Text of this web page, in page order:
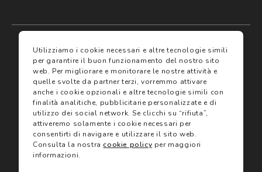
I miei preferiti
Assicurazioni
Servizi
Trova negozio
Termini e condizioni
Termini di vendita
Avvertenze e informazioni di sicurezza sui prodotti
Informativa sulla Privacy
Utilizzo dei cookie
Utilizziamo i cookie necessari e altre tecnologie simili
per garantire il buon funzionamento del nostro sito
web. Per migliorare e monitorare le nostre attività e
quelle svolte da partner terzi, vorremmo attivare
anche i cookie opzionali e altre tecnologie simili con
finalità analitiche, pubblicitarie personalizzate e di
utilizzo dei social network. Se clicchi su “rifiuta”,
attiveremo solamente i cookie necessari per
consentirti di navigare e utilizzare il sito web.
Consulta la nostracookie policy per maggiori
informazioni.